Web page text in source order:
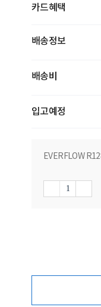
카드혜택
배송정보
배송비
입고예정
EVERFLOW